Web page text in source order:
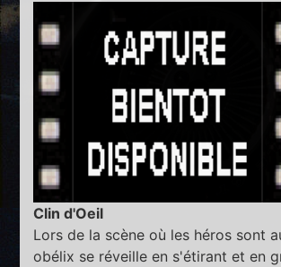
Clin d'Oeil
Lors de la scène où les héros sont
obélix se réveille en s'étirant et en